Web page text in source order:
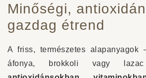
Minőségi,
gazdag étrend
A friss, természetes alapanyagok
áfonya, brokkoli vagy